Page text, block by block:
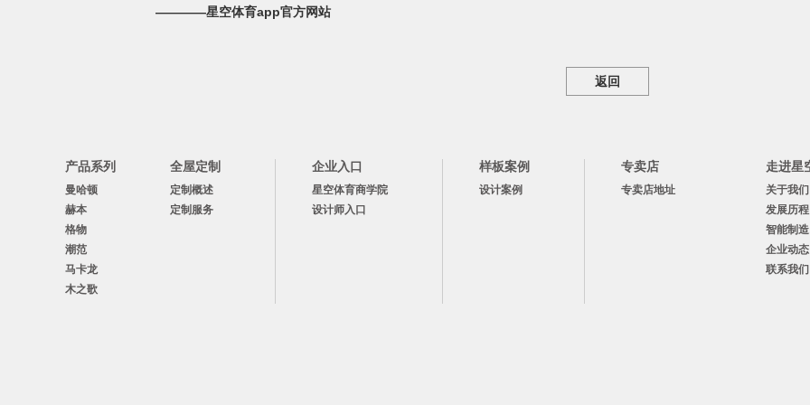
————星空体育app官方网站
返回
产品系列
曼哈顿
赫本
格物
潮范
马卡龙
木之歌
全屋定制
定制概述
定制服务
企业入口
星空体育商学院
设计师入口
样板案例
设计案例
专卖店
专卖店地址
走进星
关于我们
发展历程
智能制造
企业动态
联系我们